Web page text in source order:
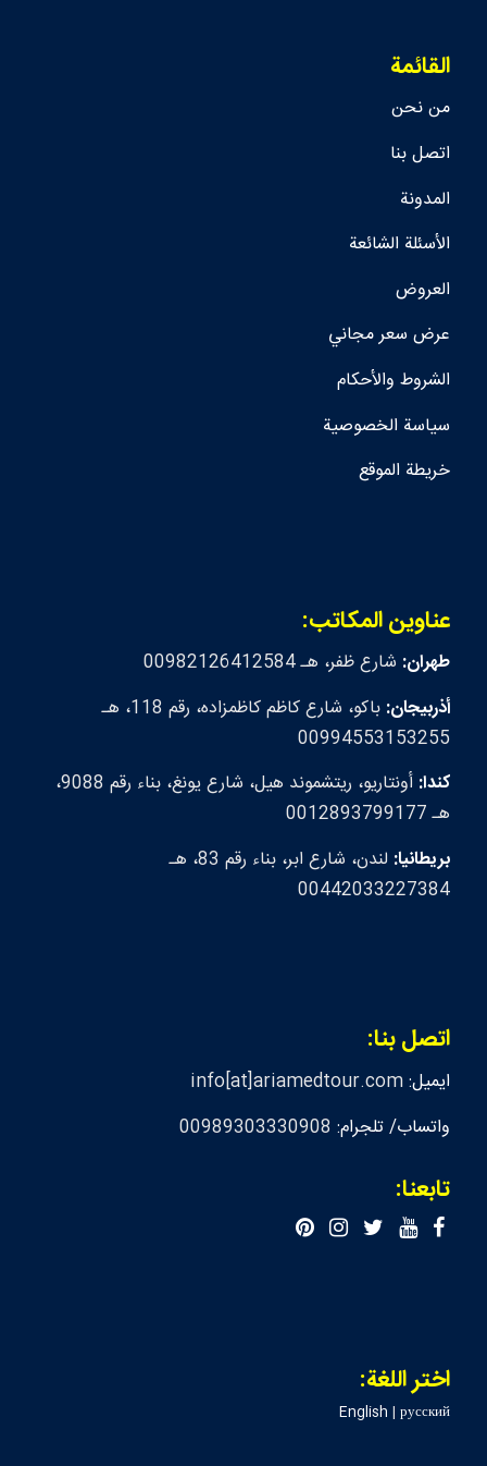
القائمة
من نحن
اتصل بنا
المدونة
الأسئلة الشائعة
العروض
عرض سعر مجاني
الشروط والأحكام
سياسة الخصوصية
خريطة الموقع
عناوين المكاتب:
طهران: شارع ظفر، هـ 00982126412584
أذربيجان:
باكو، شارع كاظم كاظمزاده، رقم 118، هـ
00994553153255
كندا:
أونتاريو، ريتشموند هيل، شارع يونغ، بناء رقم 9088،
هـ 0012893799177
بريطانيا:
لندن، شارع ابر، بناء رقم 83، هـ
00442033227384
اتصل بنا:
ايميل:info[at]ariamedtour.com
واتساب/ تلجرام: 00989303330908
تابعنا:
اختر اللغة:
English |русский